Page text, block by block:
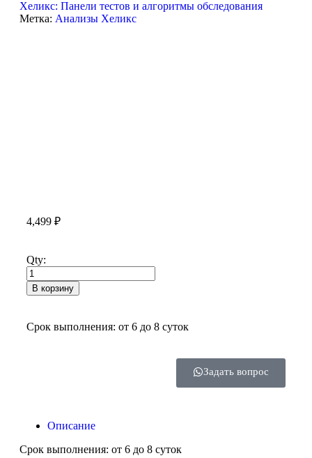
Хеликс: Панели тестов и алгоритмы обследования
Метка: Анализы Хеликс
4,499 ₽
Qty:
В корзину
Срок выполнения: от 6 до 8 суток
Задать вопрос
Описание
Срок выполнения: от 6 до 8 суток